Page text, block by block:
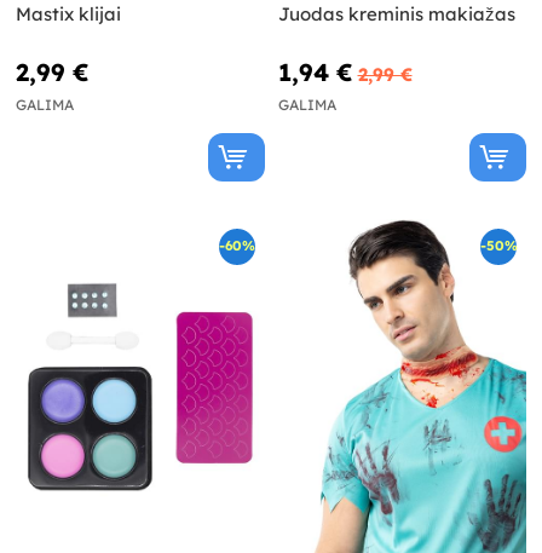
Mastix klijai
2,99 €
GALIMA
Juodas kreminis makiažas
1,94 € 2,99 €
GALIMA
-60% -50%